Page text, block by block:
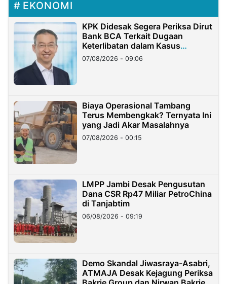
EKONOMI
KPK Didesak Segera Periksa Dirut
Bank BCA Terkait Dugaan
Keterlibatan dalam Kasus
Hilangnya Dana Nasabah Rp2,58
Miliar
07/08/2026 - 09:06
Biaya Operasional Tambang
Terus Membengkak? Ternyata Ini
yang Jadi Akar Masalahnya
07/08/2026 - 00:15
LMPP Jambi Desak Pengusutan
Dana CSR Rp47 Miliar PetroChina
di Tanjabtim
06/08/2026 - 09:19
Demo Skandal Jiwasraya-Asabri,
ATMAJA Desak Kejagung Periksa